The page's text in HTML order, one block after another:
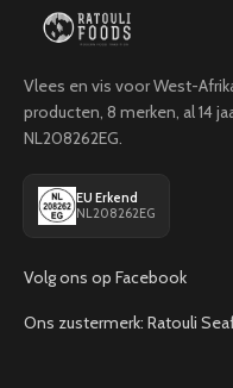
Vlees en vis voor West-
producten, 8 merken, al 14
NL208262EG.
EU Erkend
NL208262EG
Volg ons op Facebook
Ons zustermerk: Ratouli